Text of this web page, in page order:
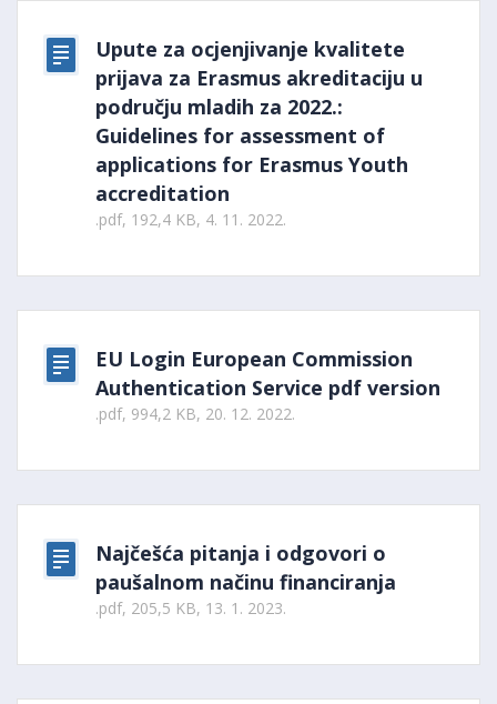
Upute za ocjenjivanje kvalitete
prijava za Erasmus akreditaciju u
području mladih za 2022.:
Guidelines for assessment of
applications for Erasmus Youth
accreditation
.pdf, 192,4 KB, 4. 11. 2022.
EU Login European Commission
Authentication Service pdf version
.pdf, 994,2 KB, 20. 12. 2022.
Najčešća pitanja i odgovori o
paušalnom načinu financiranja
.pdf, 205,5 KB, 13. 1. 2023.